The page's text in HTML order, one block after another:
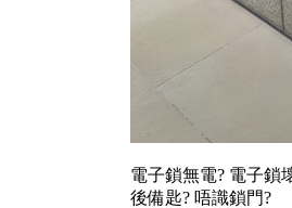
電子鎖無電? 電子鎖
後備匙? 唔識鎖門?